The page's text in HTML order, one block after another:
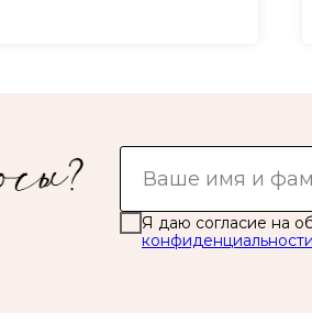
Я даю согласие на
конфиденциальности